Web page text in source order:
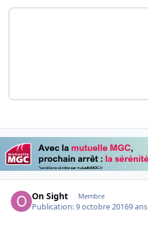
On Sight Membre
Publication:9 octobre 20169 ans